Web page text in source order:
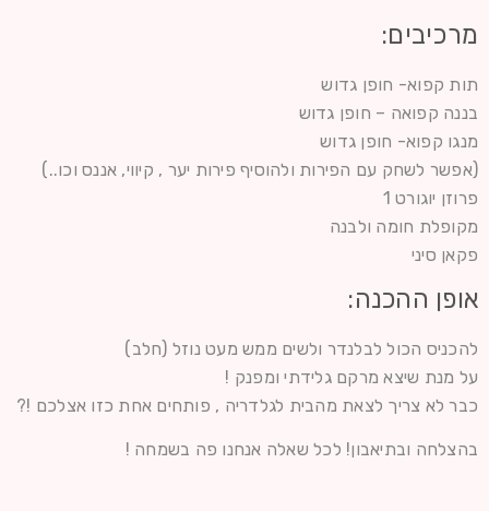
מרכיבים:
תות קפוא- חופן גדוש
בננה קפואה – חופן גדוש
מנגו קפוא- חופן גדוש
(אפשר לשחק עם הפירות ולהוסיף פירות יער , קיווי, אננס וכו..)
פרוזן יוגורט 1
מקופלת חומה ולבנה
פקאן סיני
אופן ההכנה:
להכניס הכול לבלנדר ולשים ממש מעט נוזל (חלב)
על מנת שיצא מרקם גלידתי ומפנק !
כבר לא צריך לצאת מהבית לגלדריה , פותחים אחת כזו אצלכם !?
בהצלחה ובתיאבון! לכל שאלה אנחנו פה בשמחה !